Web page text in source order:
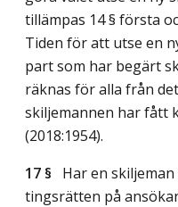
tillämpas 14 § första
Tiden för att utse en
part som har begärt
räknas för alla från
skiljemannen har fått
(2018:1954).
17 § Har en
tingsrätten på